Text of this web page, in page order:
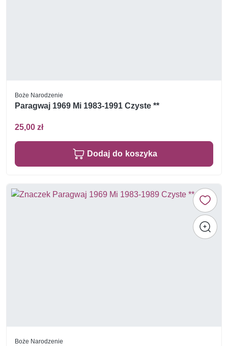
Boże Narodzenie
Paragwaj 1969 Mi 1983-1991 Czyste **
25,00 zł
Dodaj do koszyka
Boże Narodzenie